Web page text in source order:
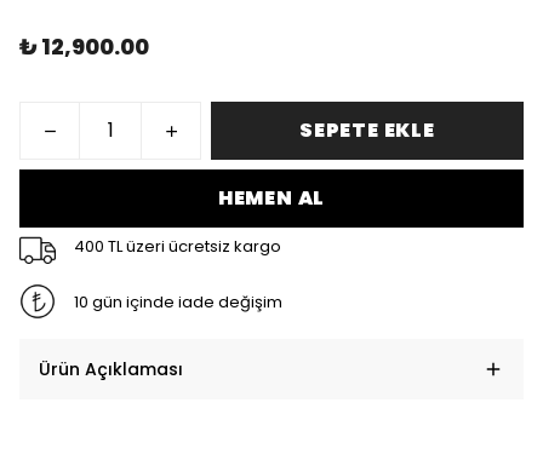
₺ 12,900.00
SEPETE EKLE
HEMEN AL
400 TL üzeri ücretsiz kargo
10 gün içinde iade değişim
Ürün Açıklaması